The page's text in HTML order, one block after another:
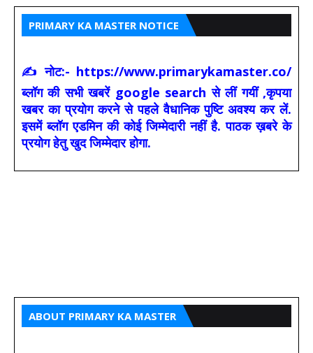
PRIMARY KA MASTER NOTICE
✍ नोट:- https://www.primarykamaster.co/
ब्लॉग की सभी खबरें google search से लीं गयीं ,कृपया
खबर का प्रयोग करने से पहले वैधानिक पुष्टि अवश्य कर लें.
इसमें ब्लॉग एडमिन की कोई जिम्मेदारी नहीं है. पाठक ख़बरे के
प्रयोग हेतु खुद जिम्मेदार होगा.
ABOUT PRIMARY KA MASTER